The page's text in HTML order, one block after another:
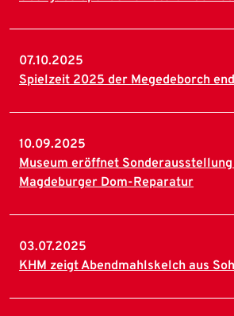
07.10.2025
Spielzeit 2025 der Megedeborch
10.09.2025
Museum eröffnet
Magdeburger Dom-Reparatur
03.07.2025
KHM zeigt Abendmahlskelch aus